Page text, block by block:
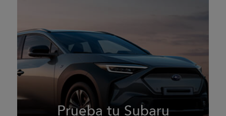
Prueba tu Subaru